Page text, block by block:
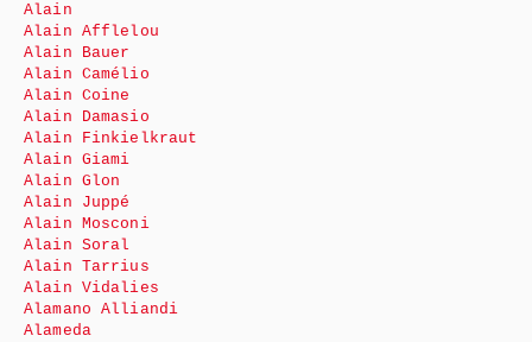
Alain
Alain Afflelou
Alain Bauer
Alain Camélio
Alain Coine
Alain Damasio
Alain Finkielkraut
Alain Giami
Alain Glon
Alain Juppé
Alain Mosconi
Alain Soral
Alain Tarrius
Alain Vidalies
Alamano Alliandi
Alameda